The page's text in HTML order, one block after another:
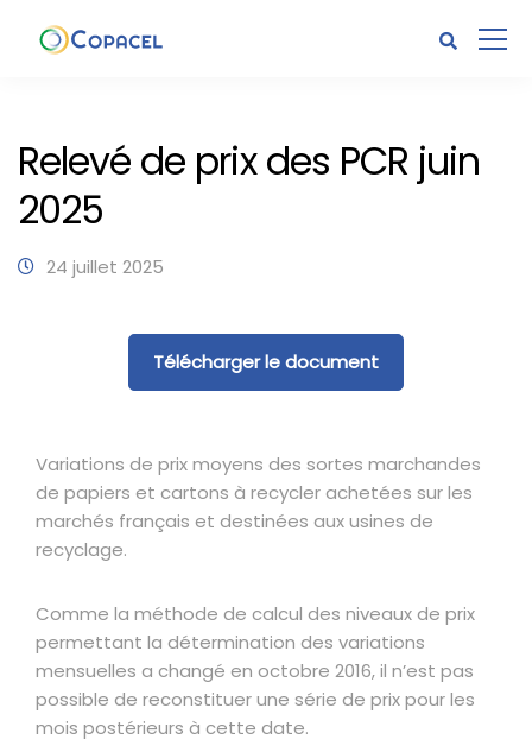
Relevé de prix des PCR juin
2025
24 juillet 2025
Télécharger le document
Variations de prix moyens des sortes marchandes
de papiers et cartons à recycler achetées sur les
marchés français et destinées aux usines de
recyclage.
Comme la méthode de calcul des niveaux de prix
permettant la détermination des variations
mensuelles a changé en octobre 2016, il n’est pas
possible de reconstituer une série de prix pour les
mois postérieurs à cette date.